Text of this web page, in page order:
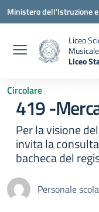
Vai ai contenuti
Vai al menu di navigazione
Vai al footer
Ministero dell'Istruzione
Liceo
Musicale
Liceo
Circolare
419 -
Per la visione
invita la
bacheca del
Personale